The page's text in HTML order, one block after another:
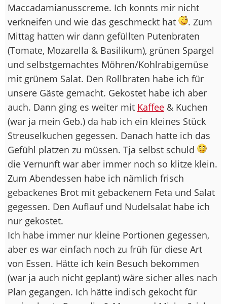
Maccadamianusscreme. Ich konnts mir nicht
verkneifen und wie das geschmeckt hat
. Zum
Mittag hatten wir dann gefüllten Putenbraten
(Tomate, Mozarella & Basilikum), grünen Spargel
und selbstgemachtes Möhren/Kohlrabigemüse
mit grünem Salat. Den Rollbraten habe ich für
unsere Gäste gemacht. Gekostet habe ich aber
auch. Dann ging es weiter mit Kaffee & Kuchen
(war ja mein Geb.) da hab ich ein kleines Stück
Streuselkuchen gegessen. Danach hatte ich das
Gefühl platzen zu müssen. Tja selbst schuld
die Vernunft war aber immer noch so klitze klein.
Zum Abendessen habe ich nämlich frisch
gebackenes Brot mit gebackenem Feta und Salat
gegessen. Den Auflauf und Nudelsalat habe ich
nur gekostet.
Ich habe immer nur kleine Portionen gegessen,
aber es war einfach noch zu früh für diese Art
von Essen. Hätte ich kein Besuch bekommen
(war ja auch nicht geplant) wäre sicher alles nach
Plan gegangen. Ich hätte indisch gekocht für